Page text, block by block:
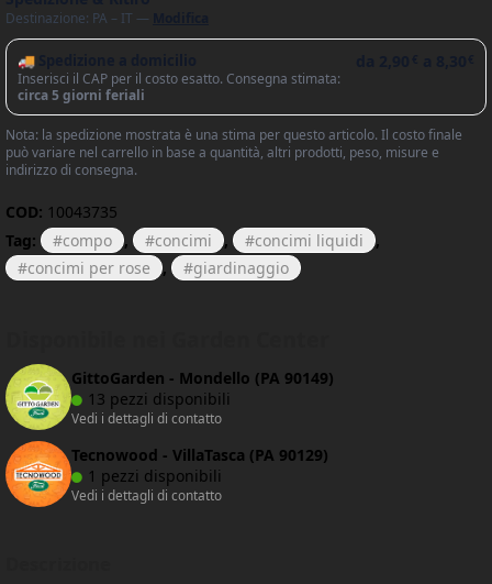
Destinazione: PA – IT —
🚚 Spedizione a domicilio
Inserisci il CAP per il costo esatto. Consegna stimata:
circa 5 giorni feriali
Nota: la spedizione mostrata è una stima per questo articolo. Il costo finale
può variare nel carrello in base a quantità, altri prodotti, peso, misure e
indirizzo di consegna.
COD: 10043735
Tag:
compo , concimi , concimi liquidi
,
concimi per rose
, giardinaggio
GittoGarden - Mondello (PA 90149)
13 pezzi disponibili
Vedi i dettagli di contatto
Tecnowood - VillaTasca (PA 90129)
1 pezzi disponibili
Vedi i dettagli di contatto